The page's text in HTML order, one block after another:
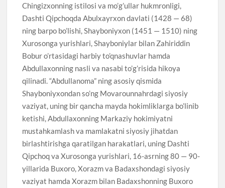
Chingizxonning istilosi va mo’g’ullar hukmronligi,
Dashti Qipchoqda Abulxayrxon davlati (1428 — 68)
ning barpo bo’lishi, Shayboniyxon (1451 — 1510) ning
Xurosonga yurishlari, Shayboniylar bilan Zahiriddin
Bobur o’rtasidagi harbiy to’qnashuvlar hamda
Abdullaxonning nasli va nasabi to’g’risida hikoya
qilinadi. “Abdullanoma” ning asosiy qismida
Shayboniyxondan so’ng Movarounnahrdagi siyosiy
vaziyat, uning bir qancha mayda hokimliklarga bo’linib
ketishi, Abdullaxonning Markaziy hokimiyatni
mustahkamlash va mamlakatni siyosiy jihatdan
birlashtirishga qaratilgan harakatlari, uning Dashti
Qipchoq va Xurosonga yurishlari, 16-asrning 80 — 90-
yillarida Buxoro, Xorazm va Badaxshondagi siyosiy
vaziyat hamda Xorazm bilan Badaxshonning Buxoro